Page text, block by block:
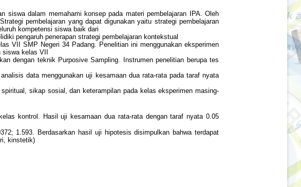
siswa dalam memahami konsep pada materi pembelajaran IPA. Oleh
pembelajaran yang dapat digunakan yaitu strategi pembelajaran
kompetensi siswa baik dari
pengaruh penerapan strategi pembelajaran kontekstual
VII SMP Negeri 34 Padang. Penelitian ini menggunakan eksperimen
siswa kelas VII
dengan teknik Purposive Sampling. Instrumen penelitian berupa tes
data menggunakan uji kesamaan dua rata-rata pada taraf nyata
sikap sosial, dan keterampilan pada kelas eksperimen masing-
kontrol. Hasil uji kesamaan dua rata-rata dengan taraf nyata 0.05
1.593. Berdasarkan hasil uji hipotesis disimpulkan bahwa terdapat
kinstetik)